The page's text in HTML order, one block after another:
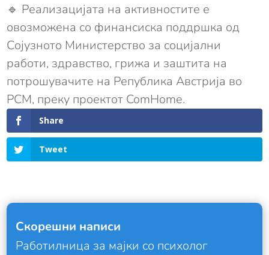
🔹 Реализацијата на активностите е
овозможена со финансиска поддршка од
Сојузното Министерство за социјални
работи, здравство, грижа и заштита на
потрошувачите на Република Австрија во
РСМ, преку проектот ComHome.
Share
Tweet
Скорешни написи
Работилница за мајки со психолог